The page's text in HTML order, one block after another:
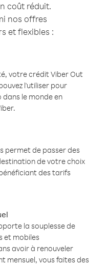
coût réduit.
nos offres
et flexibles :
votre crédit Viber Out
l'utiliser pour
le monde en
permet de passer des
de votre choix
des tarifs
la souplesse de
et mobiles
avoir à renouveler
mensuel, vous faites des